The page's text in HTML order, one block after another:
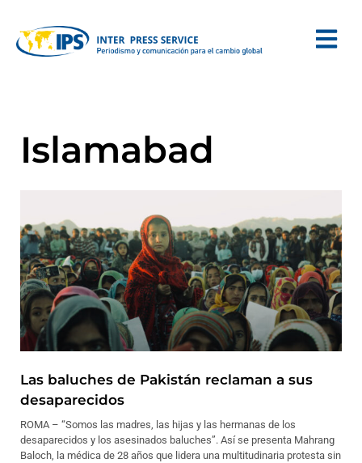
Islamabad
Las baluches de Pakistán reclaman a sus
desaparecidos
ROMA – “Somos las madres, las hijas y las hermanas de los
desaparecidos y los asesinados baluches”. Así se presenta Mahrang
Baloch, la médica de 28 años que lidera una multitudinaria protesta sin